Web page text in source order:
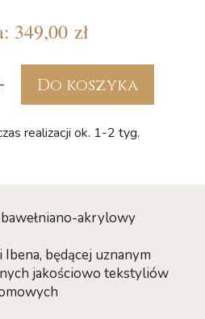
349,00 zł
Do koszyka
realizacji ok. 1-2 tyg.
akrylowy
będącej uznanym
jakościowo tekstyliów